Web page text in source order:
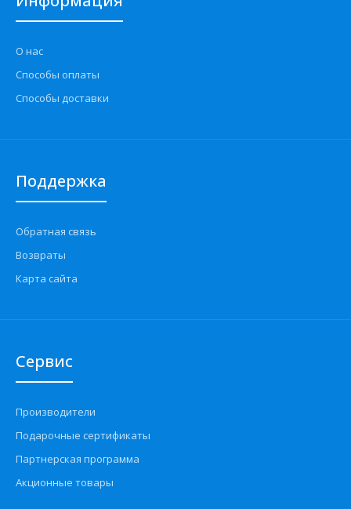
О нас
Способы оплаты
Способы доставки
Поддержка
Обратная связь
Возвраты
Карта сайта
Сервис
Производители
Подарочные сертификаты
Партнерская программа
Акционные товары